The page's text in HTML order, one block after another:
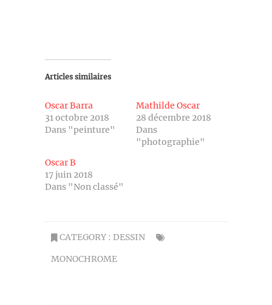
Articles similaires
Oscar Barra
31 octobre 2018
Dans "peinture"
Mathilde Oscar
28 décembre 2018
Dans
"photographie"
Oscar B
17 juin 2018
Dans "Non classé"
CATEGORY : DESSIN
MONOCHROME